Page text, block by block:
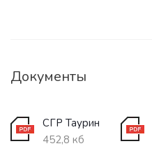
Документы
СГР Таурин
452,8 кб